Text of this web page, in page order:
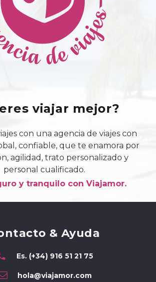
viajar mejor?
con una agencia de viajes con
confiable, que te enamora por
agilidad, trato personalizado y
personal cualificado.
y tranquilo con Viajamor.
& Ayuda
Es. (+34) 916 51 21 75
hola@viajamor.com